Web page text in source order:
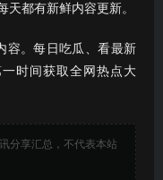
天都有新鲜内容更新。
容。每日吃瓜、看最新
时间获取全网热点大
分享汇总，不代表本站